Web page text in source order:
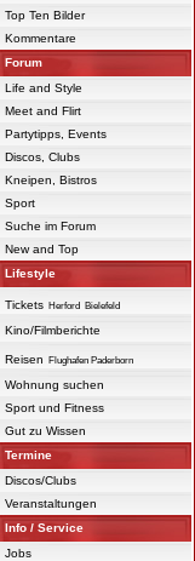
Top Ten Bilder
Kommentare
Forum
Life and Style
Meet and Flirt
Partytipps, Events
Discos, Clubs
Kneipen, Bistros
Sport
Suche im Forum
New and Top
Lifestyle
Tickets Herford Bielefeld
Kino/Filmberichte
Reisen Flughafen Paderborn
Wohnung suchen
Sport und Fitness
Gut zu Wissen
Termine
Discos/Clubs
Veranstaltungen
Info / Service
Jobs